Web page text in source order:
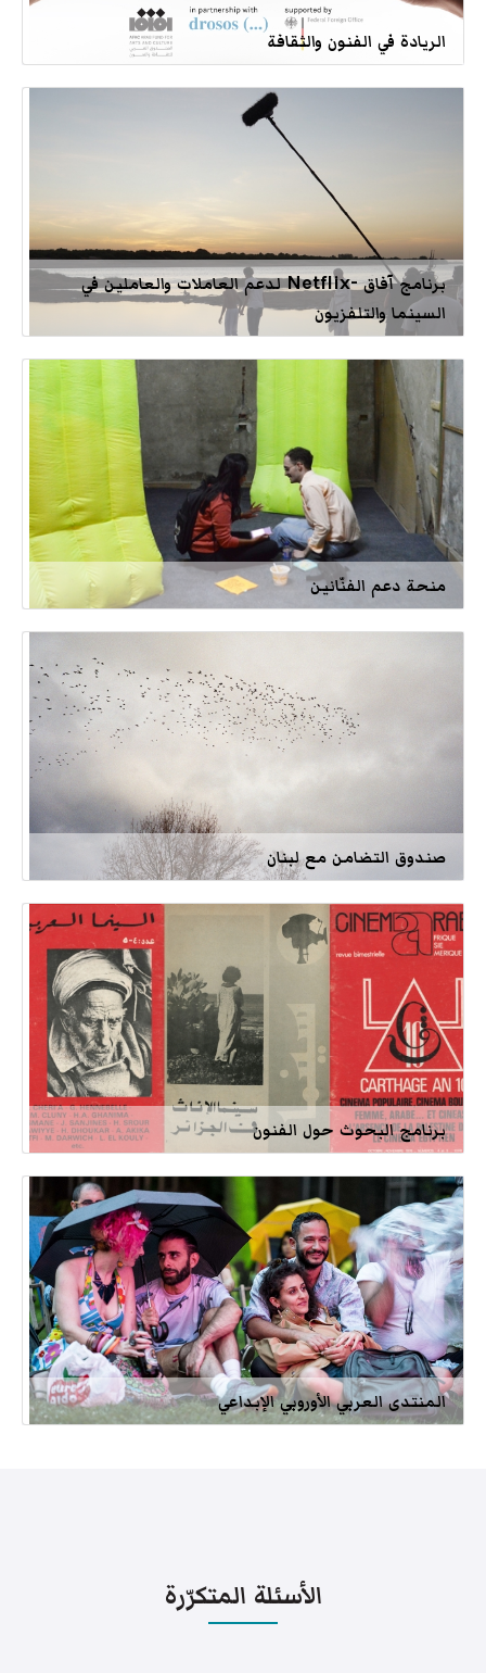
الريادة في الفنون والثقافة
برنامج آفاق -Netflix لدعم العاملات والعاملين في
السينما والتلفزيون
منحة دعم الفنّانين
صندوق التضامن مع لبنان
برنامج البحوث حول الفنون
المنتدى العربي الأوروبي الإبداعي
الأسئلة المتكرّرة